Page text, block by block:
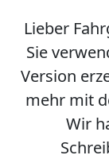
Lieber
Sie
Version
mehr mit
Wir